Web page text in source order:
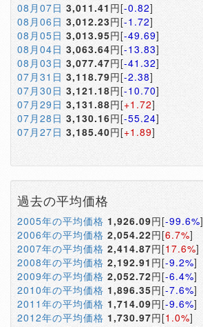
08月07日 3,011.41 円[-0.82]
08月06日 3,012.23円[-1.72]
08月05日 3,013.95円[-49.69]
08月04日 3,063.64円[-13.83]
08月03日 3,077.47円[-41.32]
07月31日 3,118.79円[-2.38]
07月30日 3,121.18円[-10.70]
07月29日 3,131.88円[+1.72]
07月28日 3,130.16円[-55.24]
07月27日 3,185.40円[+1.89]
過去の平均価格
2005年の平均価格 1,926.09円[-99.6%]
2006年の平均価格 2,054.22円[6.7%]
2007年の平均価格 2,414.87円[17.6%]
2008年の平均価格 2,192.91 円[-9.2%]
2009年の平均価格 2,052.72円[-6.4%]
2010年の平均価格 1,896.35円[-7.6%]
2011年の平均価格 1,714.09円[-9.6%]
2012年の平均価格 1,730.97円[1.0%]